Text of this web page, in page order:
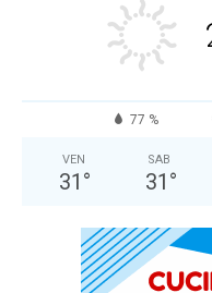
77 %
VEN
31 °
SAB
31 °